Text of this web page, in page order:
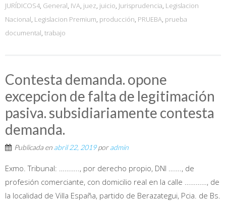
JURÍDICOS4, General, IVA, juez, juicio, Jurisprudencia, Legislacion
Nacional, Legislacion Premium, producción, PRUEBA, prueba
documental, trabajo
Contesta demanda. opone
excepcion de falta de legitimación
pasiva. subsidiariamente contesta
demanda.
Publicada en abril 22, 2019poradmin
Exmo. Tribunal: ……….., por derecho propio, DNI ……., de
profesión comerciante, con domicilio real en la calle …………, de
la localidad de Villa España, partido de Berazategui, Pcia. de Bs.